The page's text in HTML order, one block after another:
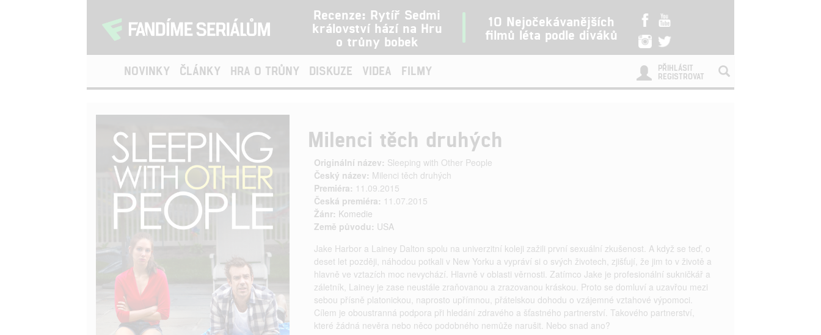
Recenze: Rytíř Sedmi
království hází na Hru
o trůny bobek
10 Nejočekávanějších
filmů léta podle diváků
NOVINKY ČLÁNKY HRA O TRŮNY DISKUZE VIDEA FILMY
PŘIHLÁSIT
REGISTROVAT
Milenci těch druhých
Originální název: Sleeping with Other People
Český název: Milenci těch druhých
Premiéra: 11.09.2015
Česká premiéra: 11.07.2015
Žánr: Komedie
Země původu: USA
Jake Harbor a Lainey Dalton spolu na univerzitní koleji zažili první sexuální zkušenost. A když se teď, o
deset let později, náhodou potkali v New Yorku a vypráví si o svých životech, zjišťují, že jim to v životě a
hlavně ve vztazích moc nevychází. Hlavně v oblasti věrnosti. Zatímco Jake je profesionální sukničkář a
záletník, Lainey je zase neustále zraňovanou a zrazovanou kráskou. Proto se domluví a uzavřou mezi
sebou přísně platonickou, naprosto upřímnou, přátelskou dohodu o vzájemné vztahové výpomoci.
Cílem je oboustranná podpora při hledání zdravého a šťastného partnerství. Takového partnerství,
které žádná nevěra nebo něco podobného nemůže narušit. Nebo snad ano?